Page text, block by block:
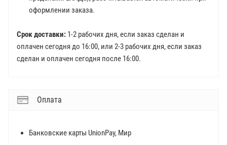
оформлении заказа.
Срок доставки: 1-2 рабочих дня, если заказ сделан и
оплачен сегодня до 16:00, или 2-3 рабочих дня, если заказ
сделан и оплачен сегодня после 16:00.
Оплата
Банковские карты UnionPay, Мир